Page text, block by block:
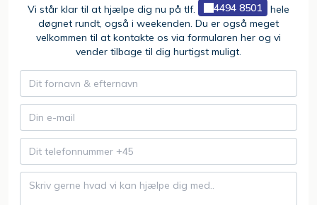
Vi står klar til at hjælpe dig nu på tlf. 4494 8501
hele
døgnet rundt, også i weekenden. Du er også meget
velkommen til at kontakte os via formularen her og vi
vender tilbage til dig hurtigst muligt.